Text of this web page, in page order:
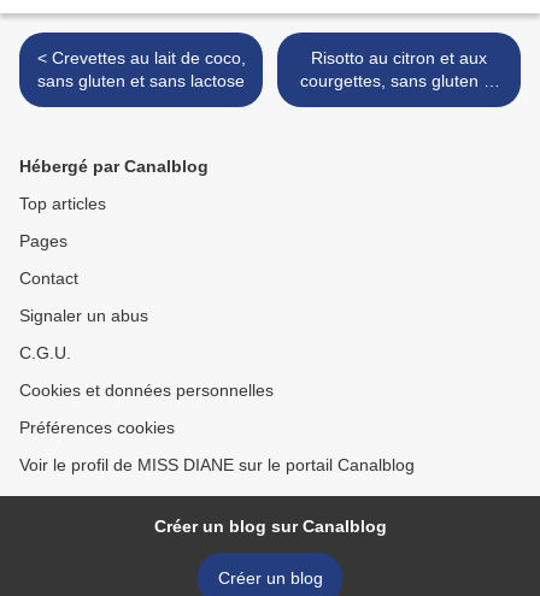
< Crevettes au lait de coco,
sans gluten et sans lactose
Risotto au citron et aux
courgettes, sans gluten et
sans lactose >
Hébergé par Canalblog
Top articles
Pages
Contact
Signaler un abus
C.G.U.
Cookies et données personnelles
Préférences cookies
Voir le profil de MISS DIANE sur le portail Canalblog
Créer un blog sur Canalblog
Créer un blog